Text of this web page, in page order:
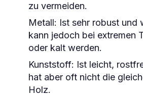
zu vermeiden.
Metall: Ist sehr robust und
kann jedoch bei extremen
oder kalt werden.
Kunststoff: Ist leicht,
hat aber oft nicht die
Holz.